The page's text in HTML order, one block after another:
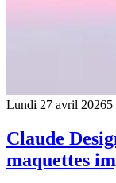
Lundi 27 avril 20265
Claude
maquettes